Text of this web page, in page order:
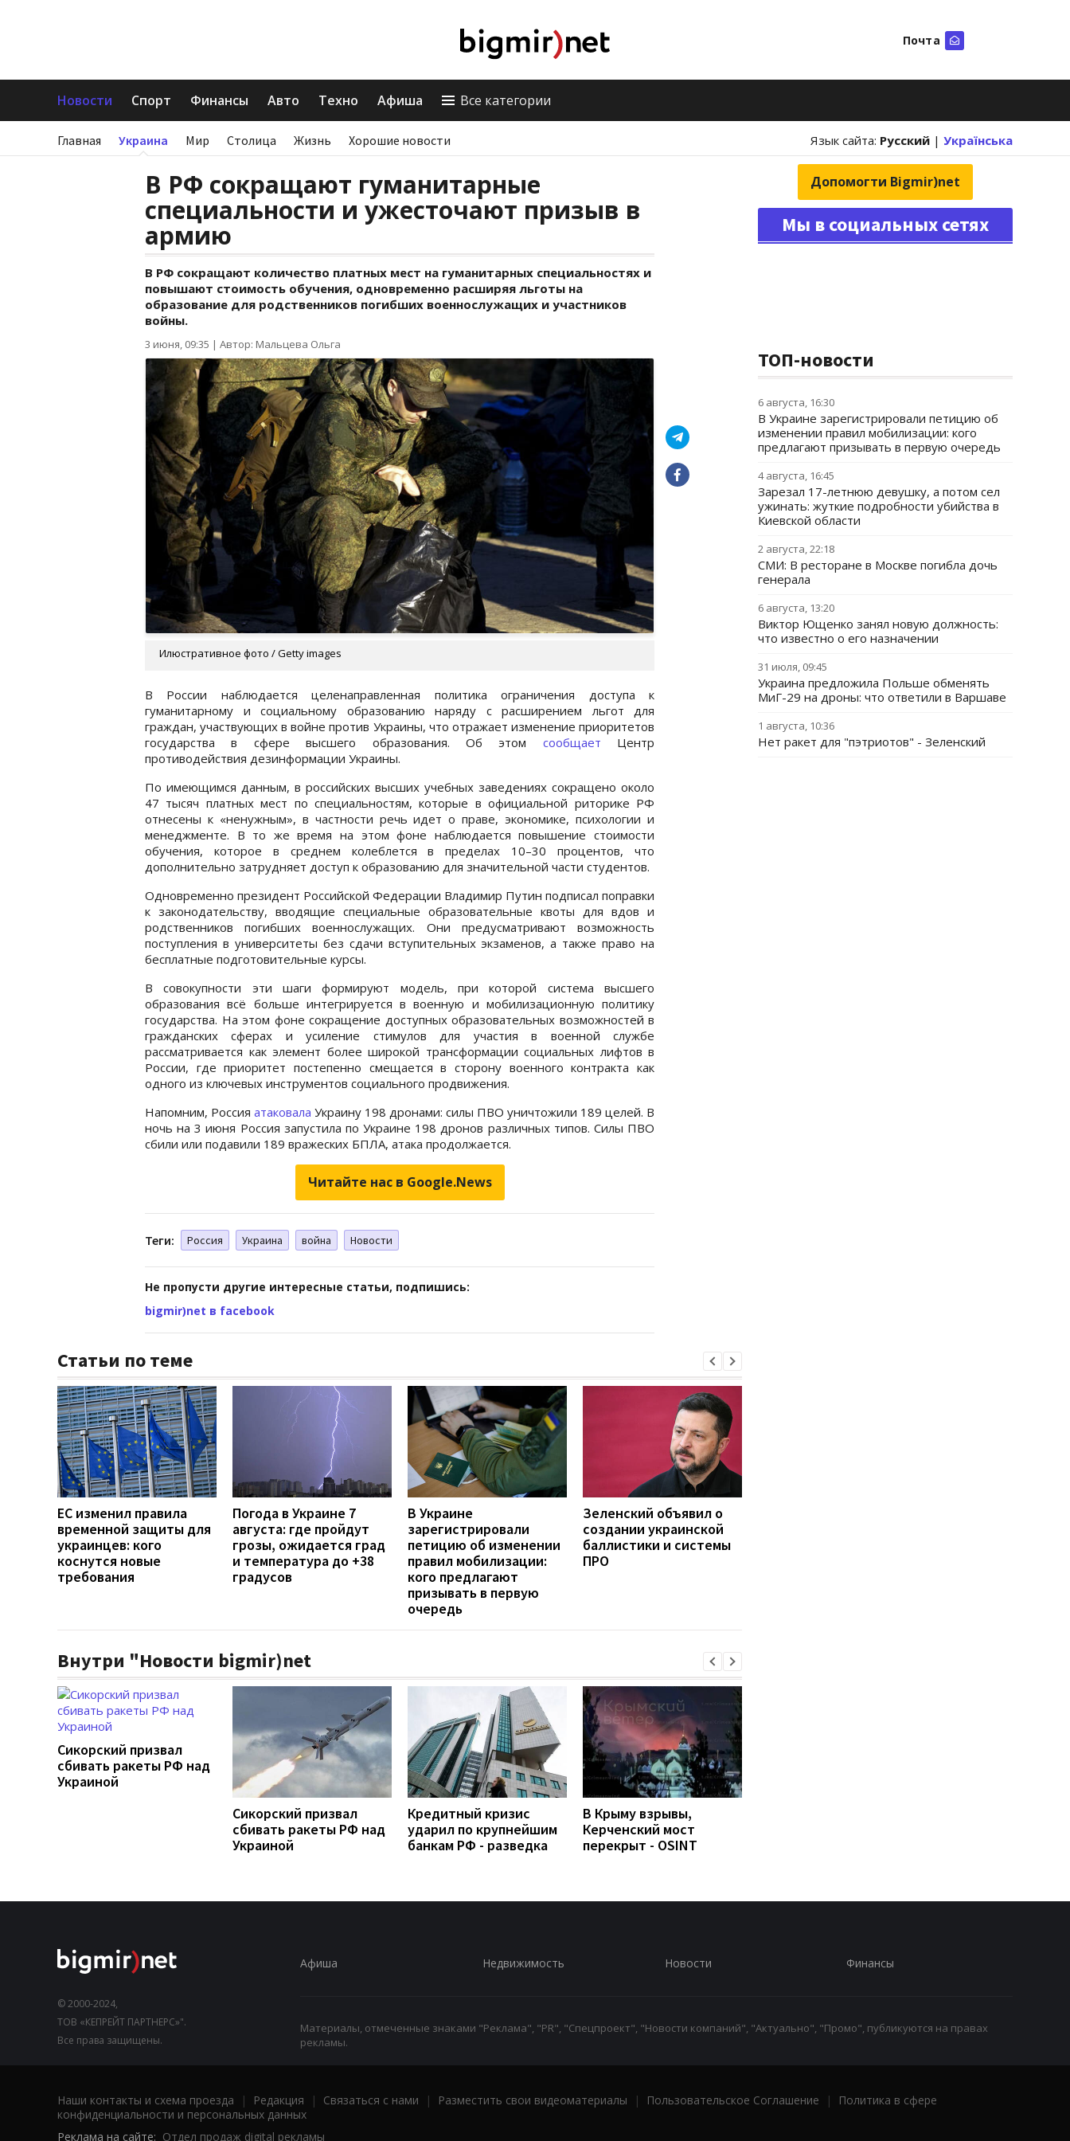
Почта
Новости Спорт Финансы Авто Техно Афиша Все категории
Главная Украина Мир Столица Жизнь Хорошие новости Язык сайта: Русский | Українська
В РФ сокращают гуманитарные
специальности и ужесточают призыв в
армию
В РФ сокращают количество платных мест на гуманитарных специальностях и
повышают стоимость обучения, одновременно расширяя льготы на
образование для родственников погибших военнослужащих и участников
войны.
3 июня, 09:35 | Автор: Мальцева Ольга
Илюстративное фото / Getty images
В России наблюдается целенаправленная политика ограничения доступа к
гуманитарному и социальному образованию наряду с расширением льгот для
граждан, участвующих в войне против Украины, что отражает изменение приоритетов
государства в сфере высшего образования. Об этом сообщает Центр
противодействия дезинформации Украины.
По имеющимся данным, в российских высших учебных заведениях сокращено около
47 тысяч платных мест по специальностям, которые в официальной риторике РФ
отнесены к «ненужным», в частности речь идет о праве, экономике, психологии и
менеджменте. В то же время на этом фоне наблюдается повышение стоимости
обучения, которое в среднем колеблется в пределах 10–30 процентов, что
дополнительно затрудняет доступ к образованию для значительной части студентов.
Одновременно президент Российской Федерации Владимир Путин подписал поправки
к законодательству, вводящие специальные образовательные квоты для вдов и
родственников погибших военнослужащих. Они предусматривают возможность
поступления в университеты без сдачи вступительных экзаменов, а также право на
бесплатные подготовительные курсы.
В совокупности эти шаги формируют модель, при которой система высшего
образования всё больше интегрируется в военную и мобилизационную политику
государства. На этом фоне сокращение доступных образовательных возможностей в
гражданских сферах и усиление стимулов для участия в военной службе
рассматривается как элемент более широкой трансформации социальных лифтов в
России, где приоритет постепенно смещается в сторону военного контракта как
одного из ключевых инструментов социального продвижения.
Напомним, Россия атаковала Украину 198 дронами: силы ПВО уничтожили 189 целей. В
ночь на 3 июня Россия запустила по Украине 198 дронов различных типов. Силы ПВО
сбили или подавили 189 вражеских БПЛА, атака продолжается.
Читайте нас в Google.News
Теги: Россия Украина война Новости
Не пропусти другие интересные статьи, подпишись:
bigmir)net в facebook
Статьи по теме
ЕС изменил правила
временной защиты для
украинцев: кого
коснутся новые
требования
Погода в Украине 7
августа: где пройдут
грозы, ожидается град
и температура до +38
градусов
В Украине
зарегистрировали
петицию об изменении
правил мобилизации:
кого предлагают
призывать в первую
очередь
Зеленский объявил о
создании украинской
баллистики и системы
ПРО
Внутри "Новости bigmir)net
Сикорский призвал
сбивать ракеты РФ над
Украиной
Сикорский призвал
сбивать ракеты РФ над
Украиной
Кредитный кризис
ударил по крупнейшим
банкам РФ - разведка
В Крыму взрывы,
Керченский мост
перекрыт - OSINT
Допомогти Bigmir)net
Мы в социальных сетях
ТОП-новости
6 августа, 16:30
В Украине зарегистрировали петицию об
изменении правил мобилизации: кого
предлагают призывать в первую очередь
4 августа, 16:45
Зарезал 17-летнюю девушку, а потом сел
ужинать: жуткие подробности убийства в
Киевской области
2 августа, 22:18
СМИ: В ресторане в Москве погибла дочь
генерала
6 августа, 13:20
Виктор Ющенко занял новую должность:
что известно о его назначении
31 июля, 09:45
Украина предложила Польше обменять
МиГ-29 на дроны: что ответили в Варшаве
1 августа, 10:36
Нет ракет для "пэтриотов" - Зеленский
© 2000-2024,
ТОВ «КЕПРЕЙТ ПАРТНЕРС»".
Все права защищены.
Афиша Недвижимость Новости Финансы
Материалы, отмеченные знаками "Реклама", "PR", "Спецпроект", "Новости компаний", "Актуально", "Промо", публикуются на правах
рекламы.
Наши контакты и схема проезда | Редакция | Связаться с нами | Разместить свои видеоматериалы | Пользовательское Соглашение |
Политика в сфере
конфиденциальности и персональных данных
Реклама на сайте: Отдел продаж digital рекламы